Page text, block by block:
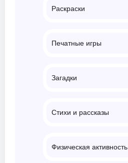
Раскраски
Печатные игры
Загадки
Стихи и рассказы
Физическая активность